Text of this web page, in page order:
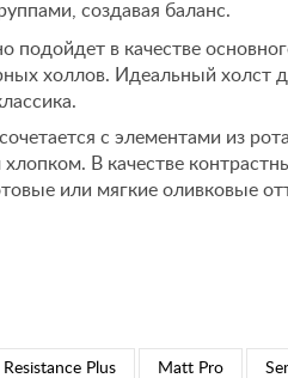
создавая баланс.
подойдет в качестве
холлов. Идеальный холст
с элементами из
В качестве
или мягкие оливковые
Resistance Plus Matt Pro